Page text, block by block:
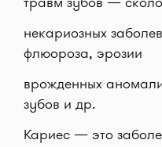
некариозных
флюороза, эрозии
врожденных
зубов и др.
Кариес — это